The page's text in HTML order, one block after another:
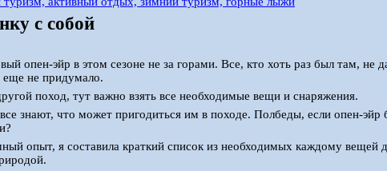
с собой
опен-эйр в этом сезоне не за горами. Все, кто хоть раз был там, не
еще не придумало.
поход, тут важно взять все необходимые вещи и снаряжения.
знают, что может пригодиться им в походе. Полбеды, если опен-эйр
опыт, я составила краткий список из необходимых каждому вещей